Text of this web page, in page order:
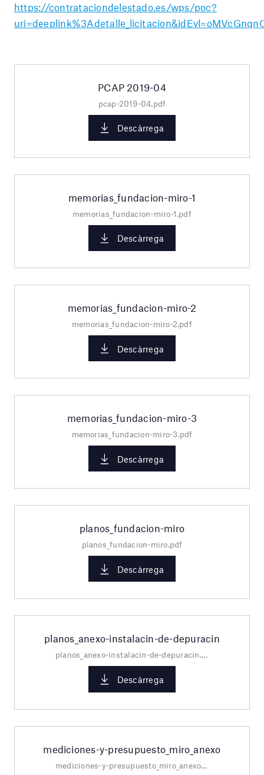
https://contrataciondelestado.es/wps/poc?
PCAP 2019-04
pcap-2019-04.pdf
Descàrrega
memorias_fundacion-miro-1
memorias_fundacion-miro-1.pdf
Descàrrega
memorias_fundacion-miro-2
memorias_fundacion-miro-2.pdf
Descàrrega
memorias_fundacion-miro-3
memorias_fundacion-miro-3.pdf
Descàrrega
planos_fundacion-miro
planos_fundacion-miro.pdf
Descàrrega
planos_anexo-instalacin-de-depuracin
planos_anexo-instalacin-de-depuracin.pdf
Descàrrega
mediciones-y-presupuesto_miro_anexo
mediciones-y-presupuesto_miro_anexo.pdf